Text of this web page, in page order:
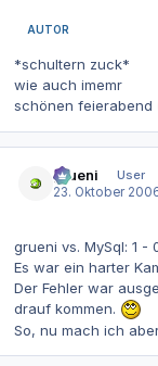
AUTOR
*schultern zuck*
wie auch imemr
schönen feierabend
grueni
User
23. Oktober
grueni vs. MySql: 1 -
Es war ein harter
Der Fehler war
drauf kommen.
So, nu mach ich